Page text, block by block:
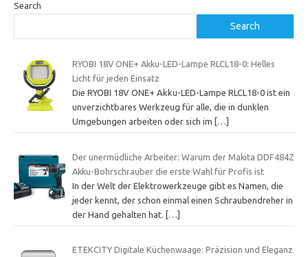
Search
Search
RYOBI 18V ONE+ Akku-LED-Lampe RLCL18-0: Helles
Licht für jeden Einsatz
Die RYOBI 18V ONE+ Akku-LED-Lampe RLCL18-0 ist ein
unverzichtbares Werkzeug für alle, die in dunklen
Umgebungen arbeiten oder sich im
[…]
Der unermüdliche Arbeiter: Warum der Makita DDF484Z
Akku-Bohrschrauber die erste Wahl für Profis ist
In der Welt der Elektrowerkzeuge gibt es Namen, die
jeder kennt, der schon einmal einen Schraubendreher in
der Hand gehalten hat. […]
ETEKCITY Digitale Küchenwaage: Präzision und Eleganz